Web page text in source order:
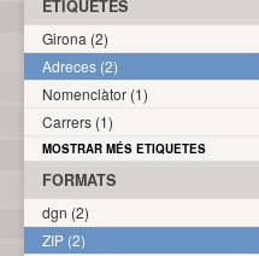
ETIQUETES
Girona (2)
Adreces (2)
Nomenclàtor (1)
Carrers (1)
MOSTRAR MÉS ETIQUETES
FORMATS
dgn (2)
ZIP (2)